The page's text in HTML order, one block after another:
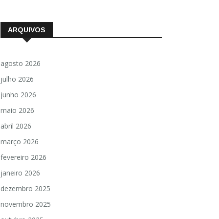
ARQUIVOS
agosto 2026
julho 2026
junho 2026
maio 2026
abril 2026
março 2026
fevereiro 2026
janeiro 2026
dezembro 2025
novembro 2025